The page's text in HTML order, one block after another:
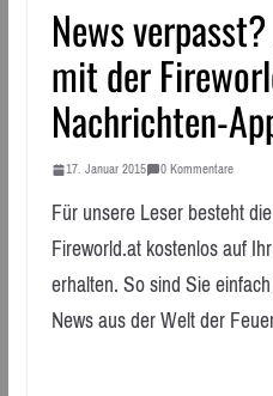
News
mit der
Nachrichten-
17. Januar 2015 0 Kommentare
Für unsere Leser besteht
Fireworld.at kostenlos auf
erhalten. So sind Sie
News aus der Welt der